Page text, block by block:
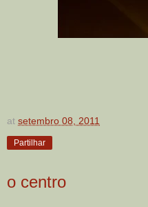
at setembro 08, 2011
Partilhar
o centro